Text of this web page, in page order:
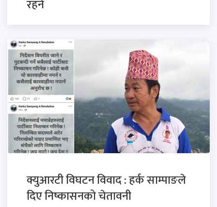
रहने
क्युआरटी विघटन विवाद : हर्क साम्पाङले
दिए निष्कासनको चेतावनी